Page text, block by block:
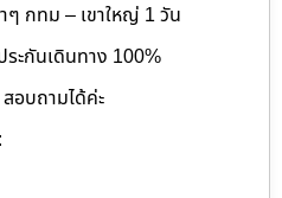
ๆ กทม – เขาใหญ่ 1 วัน
ะกันเดินทาง 100%
อบถามได้ค่ะ